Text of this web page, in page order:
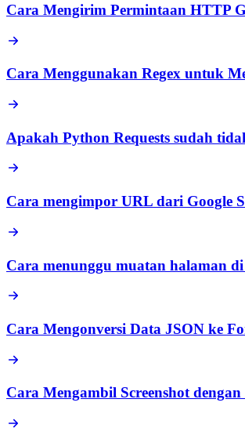
Cara Mengirim Permintaan HTTP
Cara Menggunakan Regex untuk
Apakah Python Requests sudah
Cara mengimpor URL dari Google
Cara menunggu muatan halaman
Cara Mengonversi Data JSON ke
Cara Mengambil Screenshot